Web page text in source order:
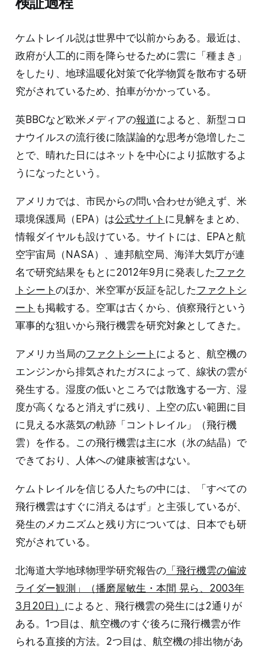
ケムトレイル説は世界中で以前からある。最近は、
政府が人工的に雨を降らせるために雲に「種まき」
をしたり、地球温暖化対策で化学物質を散布する研
究がされているため、拍車がかかっている。
英BBCなど欧米メディアの報道によると、新型コロ
ナウイルスの流行後に陰謀論的な思考が急増したこ
とで、晴れた日にはネットを中心により拡散するよ
うになったという。
アメリカでは、市民からの問い合わせが絶えず、米
環境保護局（EPA）は公式サイト に見解をまとめ、
情報ダイヤルも設けている。サイトには、EPAと航
空宇宙局（NASA）、連邦航空局、海洋大気庁が連
名で研究結果をもとに2012年9月に発表したファク
トシート のほか、米空軍が反証を記したファクトシ
ート も掲載する。空軍は古くから、偵察飛行という
軍事的な狙いから飛行機雲を研究対象としてきた。
アメリカ当局のファクトシート によると、航空機の
エンジンから排気されたガスによって、線状の雲が
発生する。湿度の低いところでは散逸する一方、湿
度が高くなると消えずに残り、上空の広い範囲に目
に見える水蒸気の軌跡「コントレイル」（飛行機
雲）を作る。この飛行機雲は主に水（氷の結晶）で
できており、人体への健康被害はない。
ケムトレイルを信じる人たちの中には、「すべての
飛行機雲はすぐに消えるはず」と主張しているが、
発生のメカニズムと残り方については、日本でも研
究がされている。
北海道大学地球物理学研究報告の「飛行機雲の偏波
ライダー観測」（播磨屋敏生・本間 晃ら、2003年
3月20日） によると、飛行機雲の発生には2通りが
ある。1つ目は、航空機のすぐ後ろに飛行機雲が作
られる直接的方法。2つ目は、航空機の排出物があ